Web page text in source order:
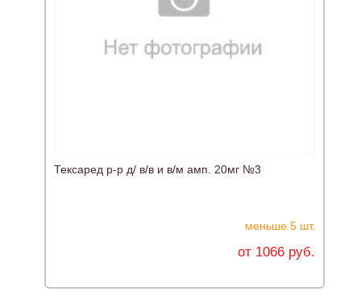
Тексаред р-р д/ в/в и в/м амп. 20мг №3
меньше 5 шт.
от 1066 руб.